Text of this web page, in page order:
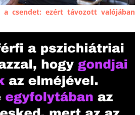
a csendet: ezért távozott valójában